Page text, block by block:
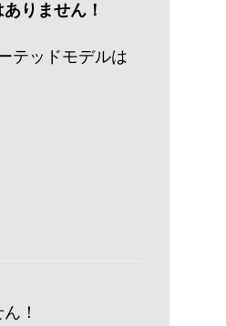
りません！
テッドモデルは
！